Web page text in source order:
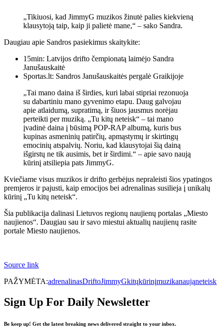
„Tikiuosi, kad JimmyG muzikos žinutė palies kiekvieną
klausytoją taip, kaip ji palietė mane,“ – sako Sandra.
Daugiau apie Sandros pasiekimus skaitykite:
15min: Latvijos drifto čempionatą laimėjo Sandra
Janušauskaitė
Sportas.lt: Sandros Janušauskaitės pergalė Graikijoje
„Tai mano daina iš širdies, kuri labai stipriai rezonuoja
su dabartiniu mano gyvenimo etapu. Daug galvojau
apie atlaidumą, supratimą, ir šiuos jausmus norėjau
perteikti per muziką. „Tu kitų neteisk“ – tai mano
įvadinė daina į būsimą POP-RAP albumą, kuris bus
kupinas asmeninių patirčių, apmąstymų ir skirtingų
emocinių atspalvių. Noriu, kad klausytojai šią dainą
išgirstų ne tik ausimis, bet ir širdimi.“ – apie savo naują
kūrinį atsiliepia pats JimmyG.
Kviečiame visus muzikos ir drifto gerbėjus nepraleisti šios ypatingos
premjeros ir pajusti, kaip emocijos bei adrenalinas susilieja į unikalų
kūrinį „Tu kitų neteisk“.
Šia publikacija dalinasi Lietuvos regionų naujienų portalas „Miesto
naujienos“. Daugiau sau ir savo miestui aktualių naujienų rasite
portale Miesto naujienos.
Source link
PAŽYMĖTA:adrenalinasDriftoJimmyGkitųkūrinįmuzikanaująneteisk
Sign Up For Daily Newsletter
Be keep up! Get the latest breaking news delivered straight to your inbox.